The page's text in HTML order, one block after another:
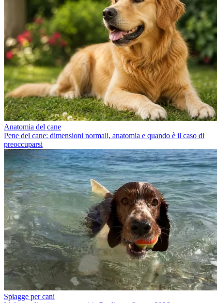
Anatomia del cane
Pene del cane: dimensioni normali, anatomia e quando è il caso di
preoccuparsi
Spiagge per cani